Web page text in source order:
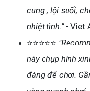
cung , lội suối,
nhiệt tình."- Viet
⭐⭐⭐⭐⭐
này chụp hình
đáng để chơi.